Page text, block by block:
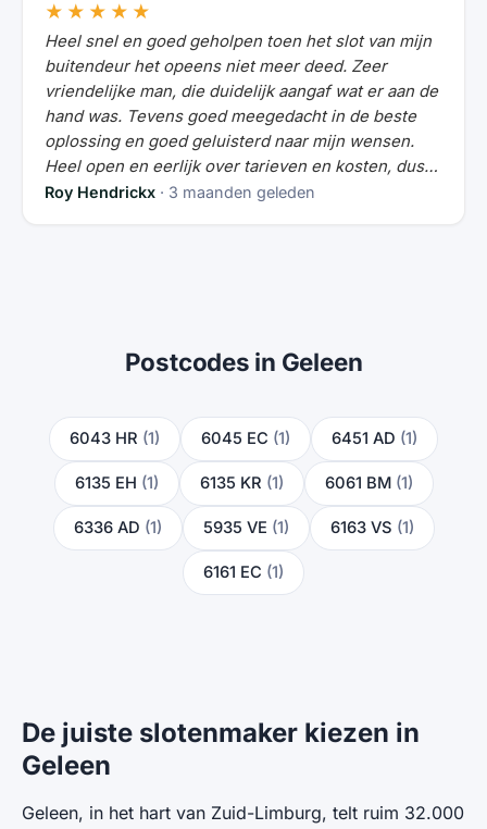
★★★★★
Heel snel en goed geholpen toen het slot van mijn
buitendeur het opeens niet meer deed. Zeer
vriendelijke man, die duidelijk aangaf wat er aan de
hand was. Tevens goed meegedacht in de beste
oplossing en goed geluisterd naar mijn wensen.
Heel open en eerlijk over tarieven en kosten, dus
geen verrassingen.
Roy Hendrickx · 3 maanden geleden
Postcodes in Geleen
6043 HR (1) 6045 EC (1) 6451 AD (1)
6135 EH (1) 6135 KR (1) 6061 BM (1)
6336 AD (1) 5935 VE (1) 6163 VS (1)
6161 EC (1)
De juiste slotenmaker kiezen in
Geleen
Geleen, in het hart van Zuid-Limburg, telt ruim 32.000